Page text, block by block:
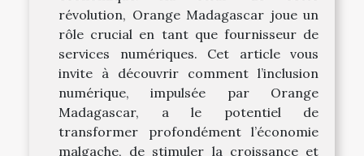
révolution, Orange Madagascar joue un
rôle crucial en tant que fournisseur de
services numériques. Cet article vous
invite à découvrir comment l’inclusion
numérique, impulsée par Orange
Madagascar, a le potentiel de
transformer profondément l’économie
malgache, de stimuler la croissance et